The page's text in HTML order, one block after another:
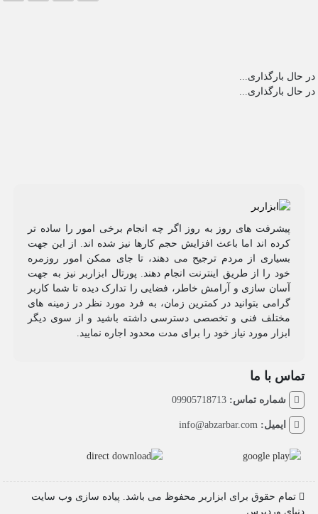
در حال بارگذاری...
در حال بارگذاری...
پیشرفت های روز به روز اگر چه انجام برخی امور را ساده تر
کرده اند اما باعث افزایش حجم کارها نیز شده اند. از این جهت
بسیاری از مردم ترجیح می دهند، تا جای ممکن امور روزمره
خود را از طریق اینترنت انجام دهند. پورتال ابزاربر نیز به جهت
آسان سازی و آرامش خاطر، فضایی را تدارک دیده تا شما کاربر
گرامی بتوانید در کمترین زمان، به فرد مورد نظر در زمینه های
مختلف فنی و تخصصی دسترسی داشته باشید و از سوی دیگر
ابزار مورد نیاز خود را برای مدت محدود اجاره نمایید.
تماس با ما
شماره تماس:09905718713
ایمیل:info@abzarbar.com
تمام حقوق برای ابزاربر محفوظ می باشد. پیاده سازی وب سایت
دنیای وردپرس